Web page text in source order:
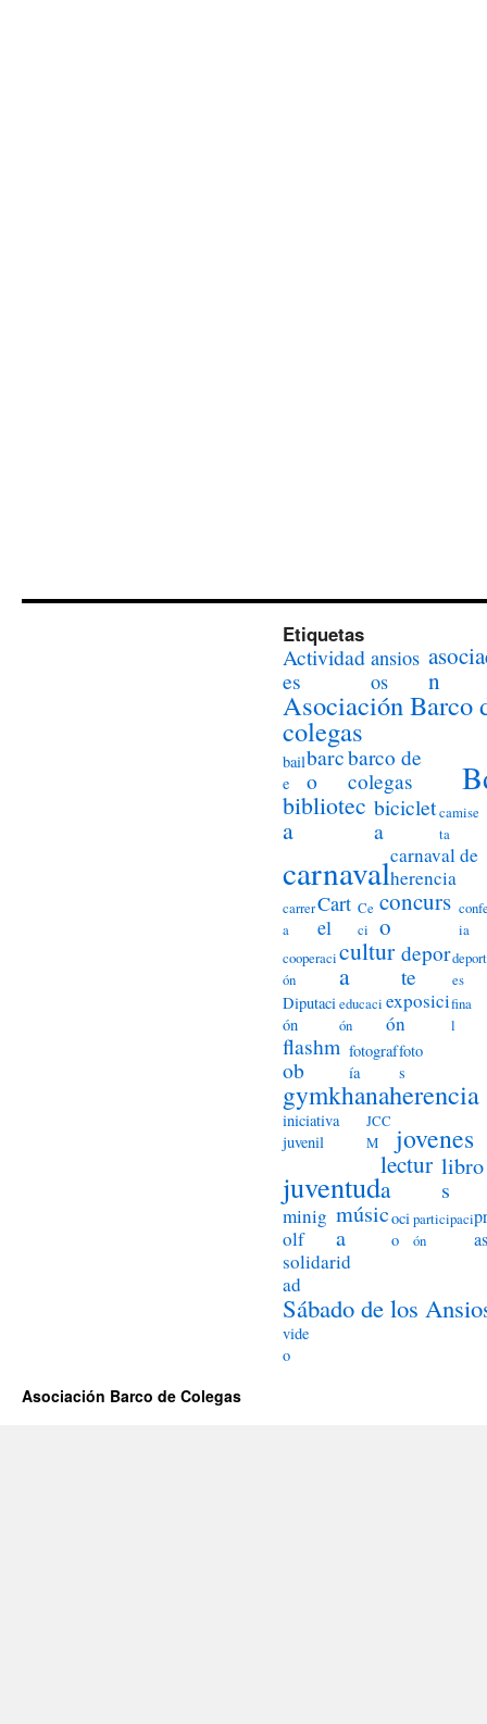
Etiquetas
Actividad
es
ansios
os
n
Asociación Barco
colegas
bail
e
barc
o
barco de
colegas
bibliotec
a
biciclet
a
camise
ta
carnavalcarnaval de
herencia
carrer
a
Cart
el
Ce
ci
concurs
o
ia
cooperaci
ón
cultur
a
depor
te
deport
es
Diputaci
ón
educaci
ón
exposici
ón
fina
l
flashm
ob
fotograf
ía
foto
s
gymkhanaherencia
iniciativa
juvenil
JCC
M
jovenes
juventud
lectur
a
libro
s
minig
olf
músic
a
oci
o
participaci
ón
as
solidarid
ad
Sábado de los
vide
o
Asociación Barco de Colegas